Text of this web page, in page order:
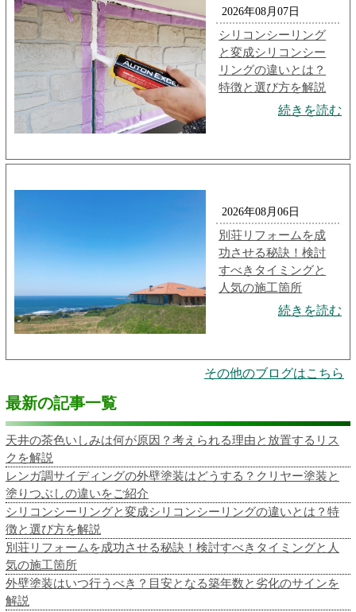
2026年08月07日
シリコンシーリング
と変成シリコンシー
リングの違いとは？
特徴と選び方を解説
続きを読む
2026年08月06日
別荘リフォームを成
功させる秘訣！検討
すべきタイミングと
人気の施工箇所
続きを読む
その他のブログはこちら
最新の記事一覧
天井の茶色いしみは何が原因？考えられる理由と放置するリス
クを解説
レンガ調サイディングの外壁塗装はどうする？クリヤー塗装と
塗りつぶしの違いをご紹介
シリコンシーリングと変成シリコンシーリングの違いとは？特
徴と選び方を解説
別荘リフォームを成功させる秘訣！検討すべきタイミングと人
気の施工箇所
外壁塗装はいつ行うべき？目安となる築年数と劣化のサインを
解説